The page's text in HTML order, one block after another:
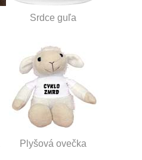
Srdce guľa
Plyšová ovečka